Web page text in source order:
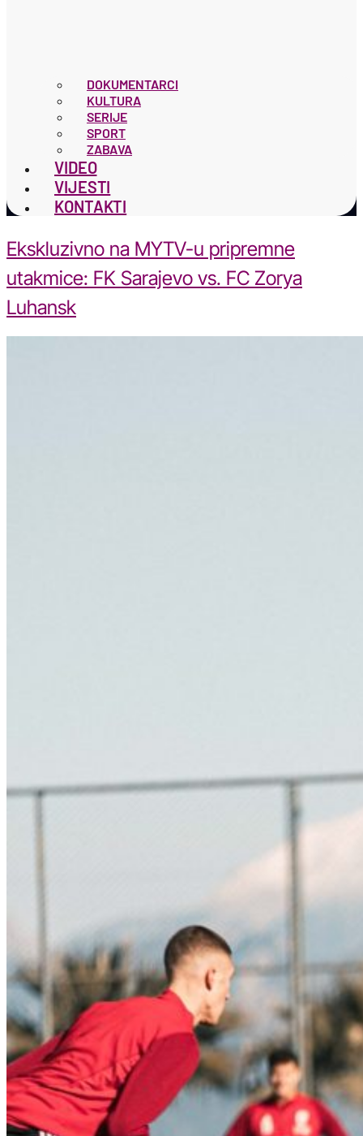
DOKUMENTARCI
KULTURA
SERIJE
SPORT
ZABAVA
VIDEO
VIJESTI
KONTAKTI
Ekskluzivno na MYTV-u pripremne
utakmice: FK Sarajevo vs. FC Zorya
Luhansk